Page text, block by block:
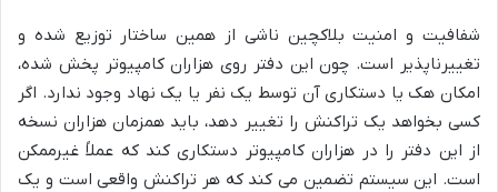
شفافیت و امنیت بلاکچین ناشی از همین ساختار توزیع شده و
تغییرناپذیر است. چون این دفتر روی هزاران کامپیوتر پخش شده،
امکان هک یا دستکاری آن توسط یک نفر یا یک نهاد وجود ندارد. اگر
کسی بخواهد یک تراکنش را تغییر دهد، باید همزمان هزاران نسخه
از این دفتر را در هزاران کامپیوتر دستکاری کند که عملاً غیرممکن
است. این سیستم تضمین می کند که هر تراکنش واقعی است و یک